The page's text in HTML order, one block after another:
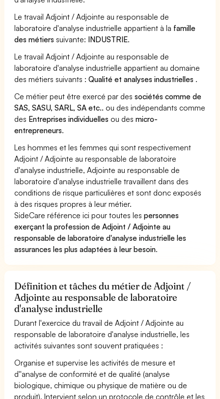
Le travail Adjoint / Adjointe au responsable de
laboratoire d'analyse industrielle appartient à la famille
des métiers suivante: INDUSTRIE.
Le travail Adjoint / Adjointe au responsable de
laboratoire d'analyse industrielle appartient au domaine
des métiers suivants :Qualité et analyses industrielles .
Ce métier peut être exercé par dessociétés comme de
SAS, SASU, SARL, SA etc.. ou des indépendants comme
des Entreprises individuelles ou desmicro-
entrepreneurs.
Les hommes et les femmes qui sont respectivement
Adjoint / Adjointe au responsable de laboratoire
d'analyse industrielle, Adjointe au responsable de
laboratoire d'analyse industrielle travaillent dans des
conditions de risque particulières et sont donc exposés
à des risques propres à leur métier.
SideCare référence ici pour toutes lespersonnes
exerçant la profession de Adjoint / Adjointe au
responsable de laboratoire d'analyse industrielle les
assurances les plus adaptées à leur besoin.
Définition et tâches du métier de Adjoint /
Adjointe au responsable de laboratoire
d'analyse industrielle
Durant l'exercice du travail de Adjoint / Adjointe au
responsable de laboratoire d'analyse industrielle, les
activités suivantes sont souvent pratiquées :
Organise et supervise les activités de mesure et
d''analyse de conformité et de qualité (analyse
biologique, chimique ou physique de matière ou de
produit). Intervient selon un protocole de contrôle et les